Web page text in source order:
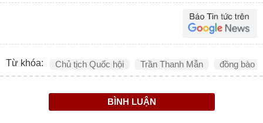
Từ khóa: Chủ tịch Quốc hội Trần Thanh Mẫn đồng bào
BÌNH LUẬN